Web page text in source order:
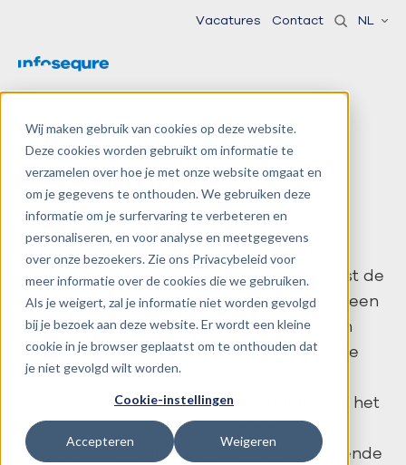
Wij maken gebruik van cookies op deze website.
Deze cookies worden gebruikt om informatie te
verzamelen over hoe je met onze website omgaat en
om je gegevens te onthouden. We gebruiken deze
informatie om je surfervaring te verbeteren en
personaliseren, en voor analyse en meetgegevens
over onze bezoekers. Zie ons Privacybeleid voor
meer informatie over de cookies die we gebruiken.
Als je weigert, zal je informatie niet worden gevolgd
bij je bezoek aan deze website. Er wordt een kleine
cookie in je browser geplaatst om te onthouden dat
je niet gevolgd wilt worden.
Cookie-instellingen
Accepteren Weigeren
Vacatures Contact NL
BESCHERM JE ORGANISATIE
Ransomware
Ransomware is een bekende vorm van
malware die vaak in de media wordt
genoemd. Bij een ransomware-aanval eist de
dader vaak losgeld om de blokkade van een
computer(systeem) te verwijderen. Alleen
hoeft het betalen van losgeld niet altijd te
betekenen dat de blokkade ook echt
verwijderd wordt. Het is verstandiger om het
risico op ransomware te minimaliseren.
Tijdens deze training ontdek je verschillende